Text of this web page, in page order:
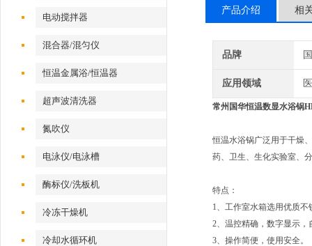
电动搅拌器
混合器/混匀仪
恒温金属浴/恒温器
超声波清洗器
氮吹仪
电泳仪/电泳槽
酶标仪/洗板机
冷冻干燥机
冷却水循环机
产品介绍 相
品牌
应用领域
常州国华恒温数显水浴锅
恒温水浴锅广泛用于干燥
药、卫生、生化实验室、
特点：
1、工作室水箱选用优质
2、温控精确，数字显示，
3、操作简便，使用安全。